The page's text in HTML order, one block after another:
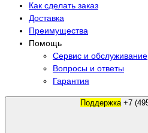
Как сделать заказ
Доставка
Преимущества
Помощь
Сервис и обслуживание
Вопросы и ответы
Гарантия
Поддержка